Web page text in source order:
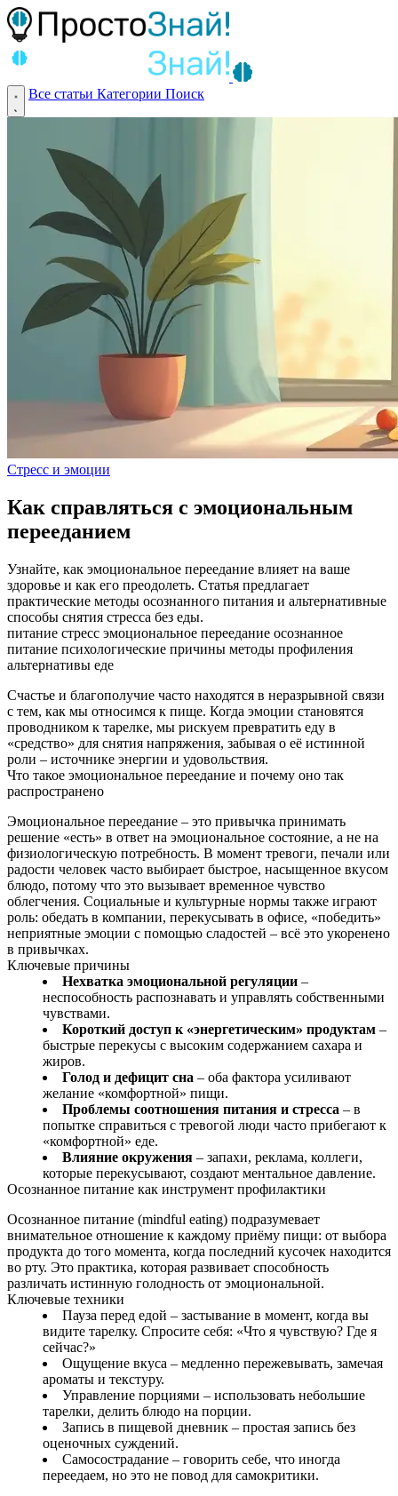
Все статьи Категории Поиск
Стресс и эмоции
Как справляться с эмоциональным
перееданием
Узнайте, как эмоциональное переедание влияет на ваше
здоровье и как его преодолеть. Статья предлагает
практические методы осознанного питания и альтернативные
способы снятия стресса без еды.
питание стресс эмоциональное переедание осознанное
питание психологические причины методы профиления
альтернативы еде
Счастье и благополучие часто находятся в неразрывной связи
с тем, как мы относимся к пище. Когда эмоции становятся
проводником к тарелке, мы рискуем превратить еду в
«средство» для снятия напряжения, забывая о её истинной
роли – источнике энергии и удовольствия.
Что такое эмоциональное переедание и почему оно так
распространено
Эмоциональное переедание – это привычка принимать
решение «есть» в ответ на эмоциональное состояние, а не на
физиологическую потребность. В момент тревоги, печали или
радости человек часто выбирает быстрое, насыщенное вкусом
блюдо, потому что это вызывает временное чувство
облегчения. Социальные и культурные нормы также играют
роль: обедать в компании, перекусывать в офисе, «победить»
неприятные эмоции с помощью сладостей – всё это укоренено
в привычках.
Ключевые причины
Нехватка эмоциональной регуляции –
неспособность распознавать и управлять собственными
чувствами.
Короткий доступ к «энергетическим» продуктам –
быстрые перекусы с высоким содержанием сахара и
жиров.
Голод и дефицит сна – оба фактора усиливают
желание «комфортной» пищи.
Проблемы соотношения питания и стресса – в
попытке справиться с тревогой люди часто прибегают к
«комфортной» еде.
Влияние окружения – запахи, реклама, коллеги,
которые перекусывают, создают ментальное давление.
Осознанное питание как инструмент профилактики
Осознанное питание (mindful eating) подразумевает
внимательное отношение к каждому приёму пищи: от выбора
продукта до того момента, когда последний кусочек находится
во рту. Это практика, которая развивает способность
различать истинную голодность от эмоциональной.
Ключевые техники
Пауза перед едой – застывание в момент, когда вы
видите тарелку. Спросите себя: «Что я чувствую? Где я
сейчас?»
Ощущение вкуса – медленно пережевывать, замечая
ароматы и текстуру.
Управление порциями – использовать небольшие
тарелки, делить блюдо на порции.
Запись в пищевой дневник – простая запись без
оценочных суждений.
Самосострадание – говорить себе, что иногда
переедаем, но это не повод для самокритики.